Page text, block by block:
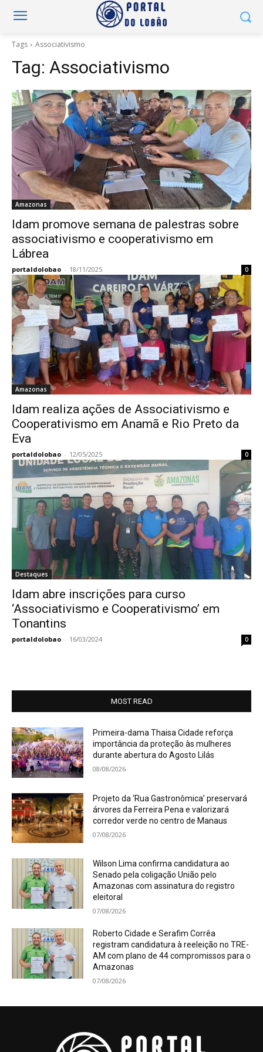
Tags Associativismo
Tag: Associativismo
Amazonas
Idam promove semana de palestras sobre
associativismo e cooperativismo em
Lábrea
portaldolobao - 18/11/2025 0
Amazonas
Idam realiza ações de Associativismo e
Cooperativismo em Anamã e Rio Preto da
Eva
portaldolobao - 12/05/2025 0
Destaques
Idam abre inscrições para curso
‘Associativismo e Cooperativismo’ em
Tonantins
portaldolobao - 16/03/2024 0
MOST READ
Primeira-dama Thaisa Cidade reforça
importância da proteção às mulheres
durante abertura do Agosto Lilás
08/08/2026
Projeto da ‘Rua Gastronômica’ preservará
árvores da Ferreira Pena e valorizará
corredor verde no centro de Manaus
07/08/2026
Wilson Lima confirma candidatura ao
Senado pela coligação União pelo
Amazonas com assinatura do registro
eleitoral
07/08/2026
Roberto Cidade e Serafim Corrêa
registram candidatura à reeleição no TRE-
AM com plano de 44 compromissos para o
Amazonas
07/08/2026